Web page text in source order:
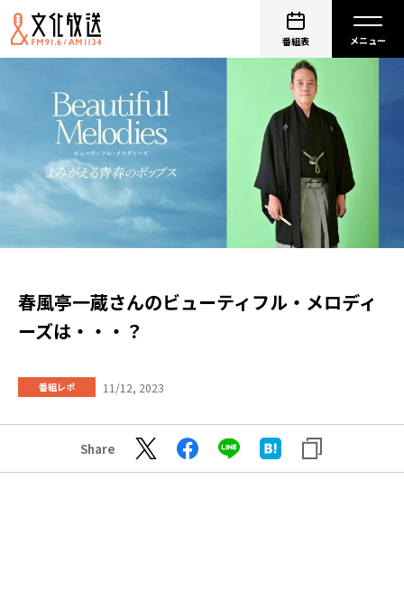
番組表
春風亭一蔵さんのビューティフル・メロディ
ーズは・・・？
番組レポ 11/12, 2023
Share